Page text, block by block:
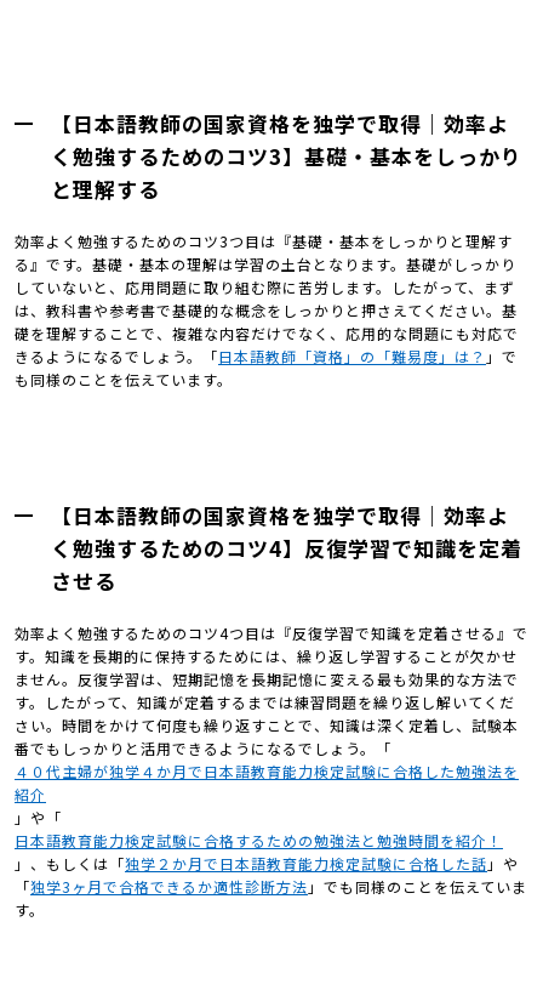
【日本語教師の国家資格を独学で取得｜効率よ
く勉強するためのコツ3】基礎・基本をしっかり
と理解する
効率よく勉強するためのコツ3つ目は『基礎・基本をしっかりと理解す
る』です。基礎・基本の理解は学習の土台となります。基礎がしっかり
していないと、応用問題に取り組む際に苦労します。したがって、まず
は、教科書や参考書で基礎的な概念をしっかりと押さえてください。基
礎を理解することで、複雑な内容だけでなく、応用的な問題にも対応で
きるようになるでしょう。「日本語教師「資格」の「難易度」は？ 」で
も同様のことを伝えています。
【日本語教師の国家資格を独学で取得｜効率よ
く勉強するためのコツ4】反復学習で知識を定着
させる
効率よく勉強するためのコツ4つ目は『反復学習で知識を定着させる』で
す。知識を長期的に保持するためには、繰り返し学習することが欠かせ
ません。反復学習は、短期記憶を長期記憶に変える最も効果的な方法で
す。したがって、知識が定着するまでは練習問題を繰り返し解いてくだ
さい。時間をかけて何度も繰り返すことで、知識は深く定着し、試験本
番でもしっかりと活用できるようになるでしょう。「
４０代主婦が独学４か月で日本語教育能力検定試験に合格した勉強法を
紹介
」や「
日本語教育能力検定試験に合格するための勉強法と勉強時間を紹介！
」、もしくは「独学２か月で日本語教育能力検定試験に合格した話 」や
「独学3ヶ月で合格できるか適性診断方法 」でも同様のことを伝えていま
す。